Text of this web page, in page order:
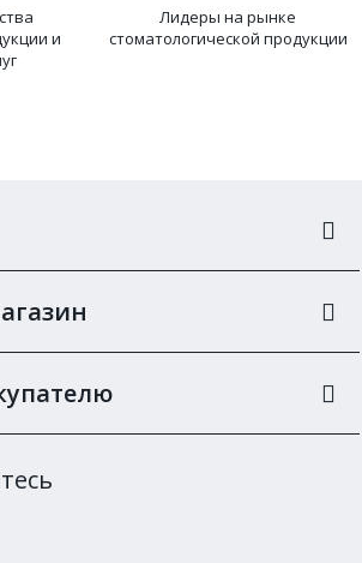
и
Лидеры на рынке
стоматологической продукции